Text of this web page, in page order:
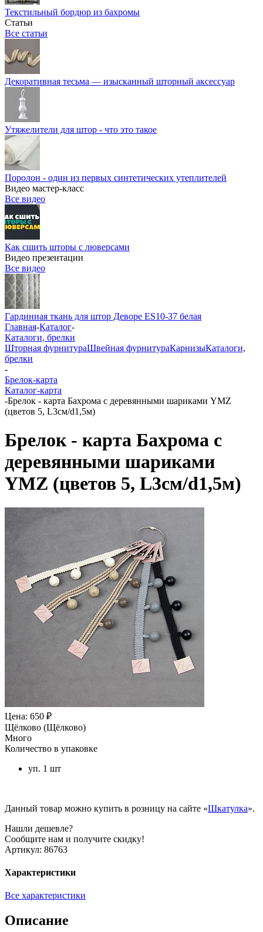
Текстильный бордюр из бахромы
Статьи
Все статьи
Декоративная тесьма — изысканный шторный аксессуар
Утяжелители для штор - что это такое
Поролон - один из первых синтетических утеплителей
Видео мастер-класс
Все видео
Как сшить шторы с люверсами
Видео презентации
Все видео
Гардинная ткань для штор Деворе ES10-37 белая
Главная-Каталог-
Каталоги, брелки
Шторная фурнитураШвейная фурнитураКарнизыКаталоги,
брелки
-
Брелок-карта
Каталог-карта
-Брелок - карта Бахрома с деревянными шариками YMZ
(цветов 5, L3см/d1,5м)
Брелок - карта Бахрома с
деревянными шариками
YMZ (цветов 5, L3см/d1,5м)
Цена: 650 ₽
Щёлково (Щёлково)
Много
Количество в упаковке
уп. 1 шт
Данный товар можно купить в розницу на сайте «Шкатулка».
Нашли дешевле?
Сообщите нам и получите скидку!
Артикул: 86763
Характеристики
Все характеристики
Описание